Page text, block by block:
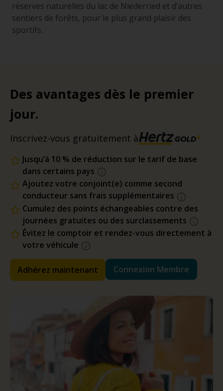
réserves naturelles du lac de Niederried et d’autres
sentiers de forêts, pour le plus grand plaisir des
sportifs.
Des avantages dès le premier
jour.
Inscrivez-vous gratuitement à
Jusqu’à 10 % de réduction sur le tarif de base
dans certains pays
Ajoutez votre conjoint(e) comme second
conducteur sans frais supplémentaires
Cumulez des points échangeables contre des
journées gratuites ou des surclassements
Évitez le comptoir et rendez-vous directement à
votre véhicule
Adhérez maintenant Connexion Membre